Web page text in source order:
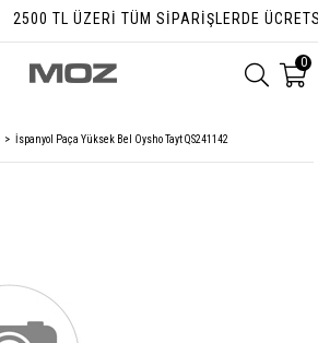
2500 TL ÜZERI TÜM SIPARIŞLERDE
0
İspanyol Paça Yüksek Bel Oysho Tayt QS241142